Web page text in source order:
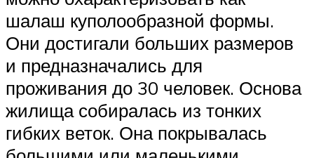
шалаш куполообразной формы.
Они достигали больших размеров
и предназначались для
проживания до 30 человек. Основа
жилища собиралась из тонких
гибких веток. Она покрывалась